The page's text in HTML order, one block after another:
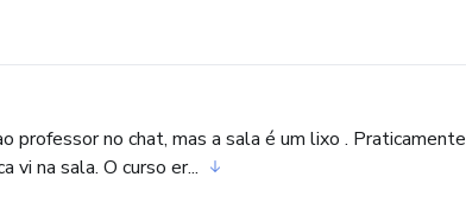
professor no chat, mas a sala é um lixo . Praticamente
vi na sala. O curso er...